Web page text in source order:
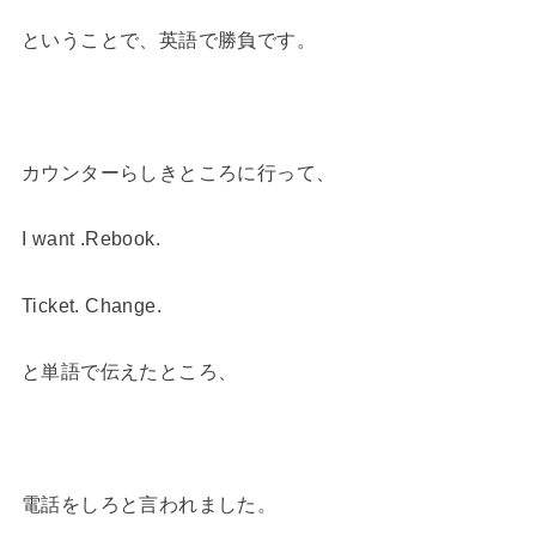
ということで、英語で勝負です。
カウンターらしきところに行って、
I want .Rebook.
Ticket. Change.
と単語で伝えたところ、
電話をしろと言われました。